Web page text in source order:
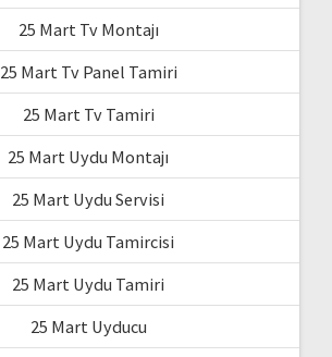
25 Mart Tv Montajı
25 Mart Tv Panel Tamiri
25 Mart Tv Tamiri
25 Mart Uydu Montajı
25 Mart Uydu Servisi
25 Mart Uydu Tamircisi
25 Mart Uydu Tamiri
25 Mart Uyducu